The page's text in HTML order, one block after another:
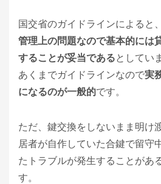
国交省のガイドラインによると、
管理上の問題なので基本的には
することが妥当であるとしてい
あくまでガイドラインなので実
になるのが一般的です。
ただ、鍵交換をしないまま明け
居者が自作していた合鍵で留守
たトラブルが発生することがあ
す。